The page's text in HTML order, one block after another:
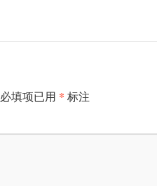
必填项已用 * 标注